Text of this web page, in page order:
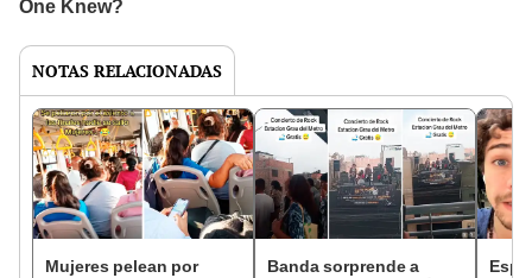
NOTAS RELACIONADAS
Mujeres pelean por
Banda sorprende a